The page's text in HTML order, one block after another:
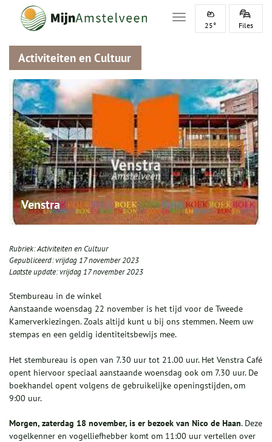
Toggle navigation
25° Files
Activiteiten en Cultuur
Venstra
Rubriek:Activiteiten en Cultuur
Gepubliceerd:vrijdag 17 november 2023
Laatste update:vrijdag 17 november 2023
Stembureau in de winkel
Aanstaande woensdag 22 november is het tijd voor de Tweede
Kamerverkiezingen. Zoals altijd kunt u bij ons stemmen. Neem uw
stempas en een geldig identiteitsbewijs mee.
Het stembureau is open van 7.30 uur tot 21.00 uur. Het Venstra Café
opent hiervoor speciaal aanstaande woensdag ook om 7.30 uur. De
boekhandel opent volgens de gebruikelijke openingstijden, om
9:00 uur.
Morgen, zaterdag 18 november, is er bezoek van Nico de Haan. Deze
vogelkenner en vogelliefhebber komt om 11:00 uur vertellen over